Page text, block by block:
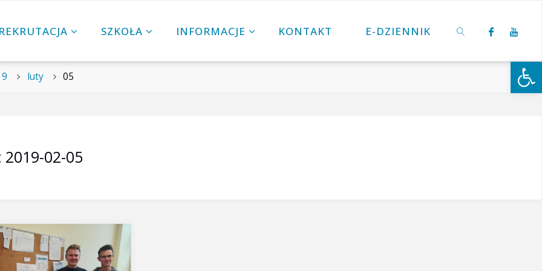
REKRUTACJA SZKOŁA INFORMACJE KONTAKT E-DZIENNIK
luty 05
2019-02-05